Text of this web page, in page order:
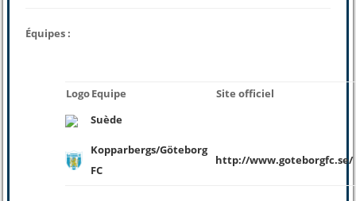
Équipes :
LogoEquipe
Site officiel
Suède
Kopparbergs/Göteborg
FC
http://www.goteborgfc.se/